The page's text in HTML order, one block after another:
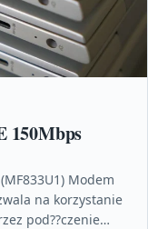
150Mbps
Modem
na korzystanie
pod??czenie…